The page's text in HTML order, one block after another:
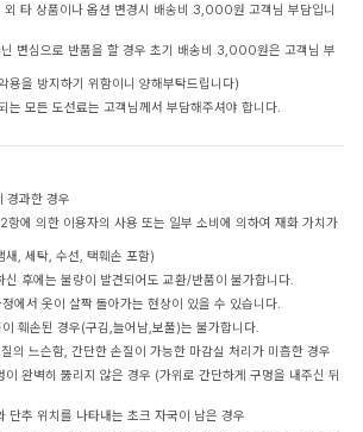
외 타 상품이나 옵션 변경시 배송비 3,000원 고객님 부담입니
변심으로 반품을 할 경우 초기 배송비 3,000원은 고객님 부
용을 방지하기 위함이니 양해부탁드립니다)
는 모든 도선료는 고객님께서 부담해주셔야 합니다.
경과한 경우
항에 의한 이용자의 사용 또는 일부 소비에 의하여 재화 가치가
새, 세탁, 수선, 택훼손 포함)
후에는 불량이 발견되어도 교환/반품이 불가합니다.
에서 옷이 살짝 돌아가는 현상이 있을 수 있습니다.
훼손된 경우(구김,늘어남,보풀)는 불가합니다.
의 느슨함, 간단한 손질이 가능한 마감실 처리가 미흡한 경우
완벽히 뚫리지 않은 경우 (가위로 간단하게 구멍을 내주신 뒤
단추 위치를 나타내는 초크 자국이 남은 경우